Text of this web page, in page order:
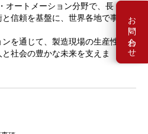
お問い合わせ
オートメーション分野で、長
信頼を基盤に、世界各地で事
を通じて、製造現場の生産性
社会の豊かな未来を支えま